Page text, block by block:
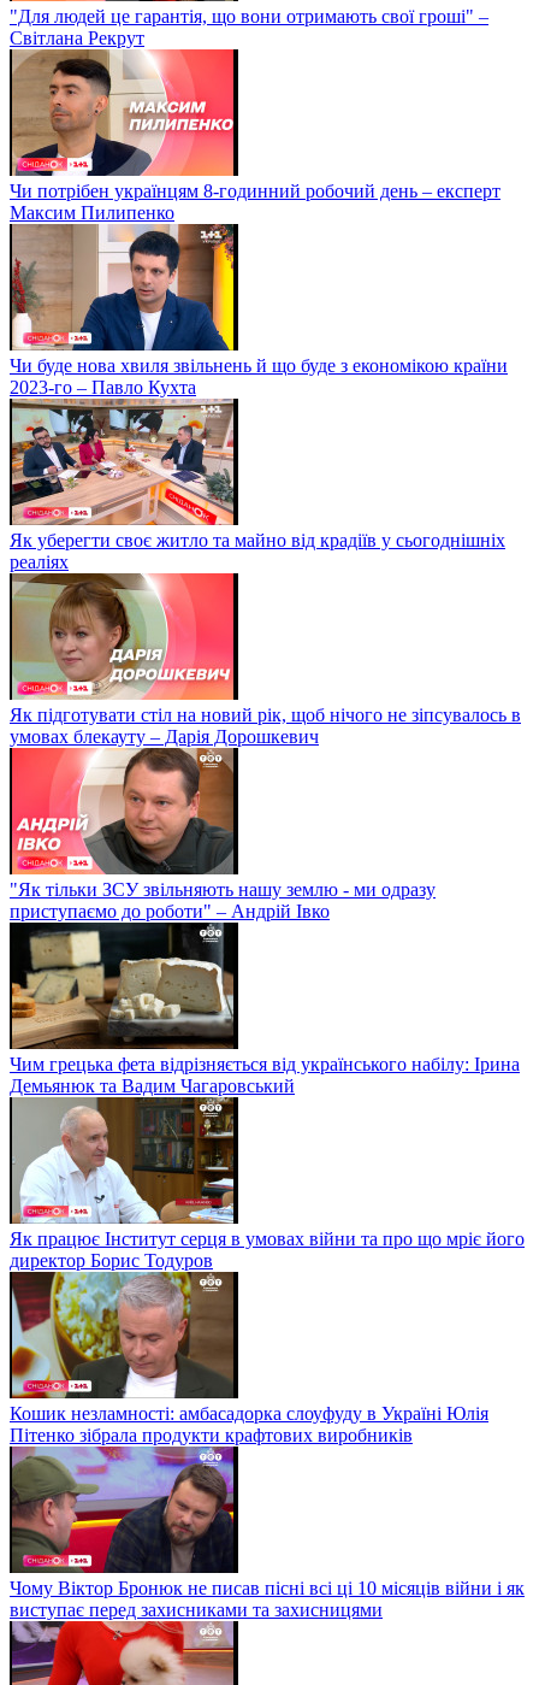
"Для людей це гарантія, що вони отримають свої гроші" –
Світлана Рекрут
Чи потрібен українцям 8-годинний робочий день – експерт
Максим Пилипенко
Чи буде нова хвиля звільнень й що буде з економікою країни
2023-го – Павло Кухта
Як уберегти своє житло та майно від крадіїв у сьогоднішніх
реаліях
Як підготувати стіл на новий рік, щоб нічого не зіпсувалось в
умовах блекауту – Дарія Дорошкевич
"Як тільки ЗСУ звільняють нашу землю - ми одразу
приступаємо до роботи" – Андрій Івко
Чим грецька фета відрізняється від українського набілу: Ірина
Демьянюк та Вадим Чагаровський
Як працює Інститут серця в умовах війни та про що мріє його
директор Борис Тодуров
Кошик незламності: амбасадорка слоуфуду в Україні Юлія
Пітенко зібрала продукти крафтових виробників
Чому Віктор Бронюк не писав пісні всі ці 10 місяців війни і як
виступає перед захисниками та захисницями